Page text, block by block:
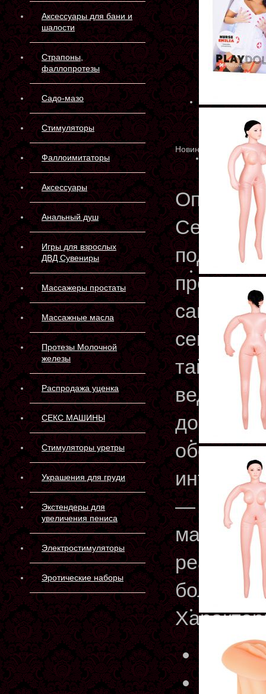
Аксессуары для бани и
шалости
Страпоны,
фаллопротезы
Садо-мазо
Стимуляторы
Фаллоимитаторы
Аксессуары
Анальный душ
Игры для взрослых
ДВД Сувениры
Массажеры простаты
Массажные масла
Протезы Молочной
железы
Распродажа уценка
СЕКС МАШИНЫ
Стимуляторы уретры
Украшения для груди
Экстендеры для
увеличения пениса
Электростимуляторы
Эротические наборы
Новинка
самое
секс-
тайные
ведь она
до
обожает
—
большую